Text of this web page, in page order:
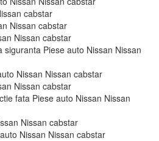
cabstar
Nissan cabstar
Nissan cabstar
Piese auto Nissan Nissan
Nissan Nissan cabstar
Nissan cabstar
fata Piese auto Nissan Nissan
Nissan cabstar
Nissan Nissan cabstar